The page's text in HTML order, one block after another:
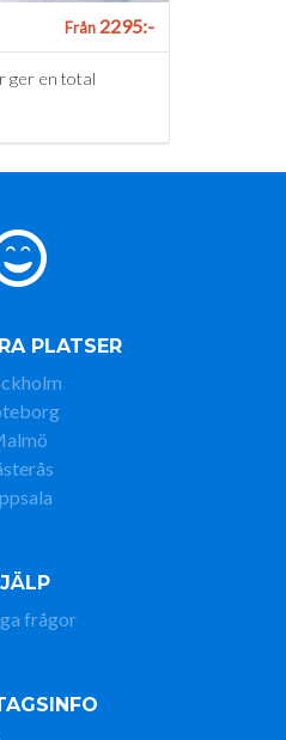
Från2295:-
ger en total
PLATSER
frågor